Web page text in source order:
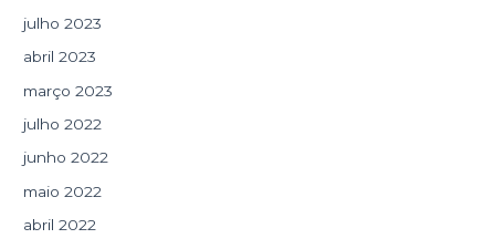
julho 2023
abril 2023
março 2023
julho 2022
junho 2022
maio 2022
abril 2022